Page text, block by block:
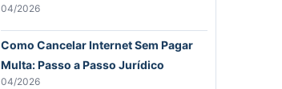
04/2026
Como Cancelar Internet Sem Pagar
Multa: Passo a Passo Jurídico
04/2026